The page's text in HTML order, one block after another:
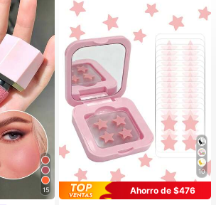
15
10
Ahorro de $476